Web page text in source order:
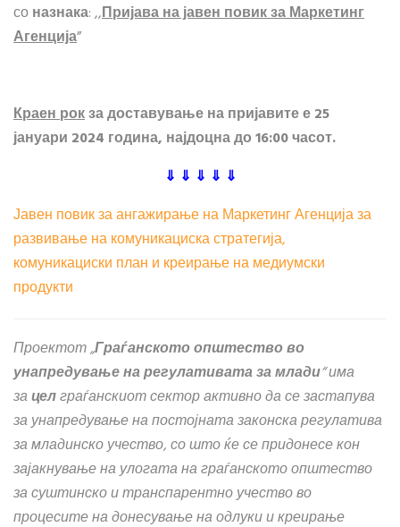
соназнака: ,,Пријава на јавен повик за Маркетинг
Агенција”
Краен рокза доставување на пријавите е 25
јануари 2024 година, најдоцна до 16:00 часот.
⇓ ⇓ ⇓ ⇓ ⇓
Јавен повик за ангажирање на Маркетинг Агенција за
развивање на комуникациска стратегија,
комуникациски план и креирање на медиумски
продукти
Проектот „Граѓанското општество во
унапредување на регулативата за млади“ има
зацелграѓанскиот сектор активно да се застапува
за унапредување на постојната законска регулатива
за младинско учество, со што ќе се придонесе кон
зајакнување на улогата на граѓанското општество
за суштинско и транспарентно учество во
процесите на донесување на одлуки и креирање